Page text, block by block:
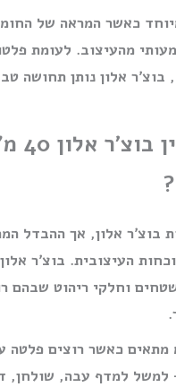
כאשר המראה של
מהעיצוב. לעומת
בוצ׳ר אלון נותן תחושה
מה
בוצ׳ר אלון, אך ההבדל
וחלקי ריהוט שבהם
אלון 40 מ״מ מתאים כאשר רוצים
למשל למדף עבה,